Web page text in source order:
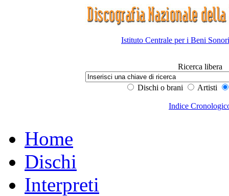
Istituto Centrale per i Beni
Ricerca libera
Dischi o brani Artisti
Indice
Home
Dischi
Interpreti